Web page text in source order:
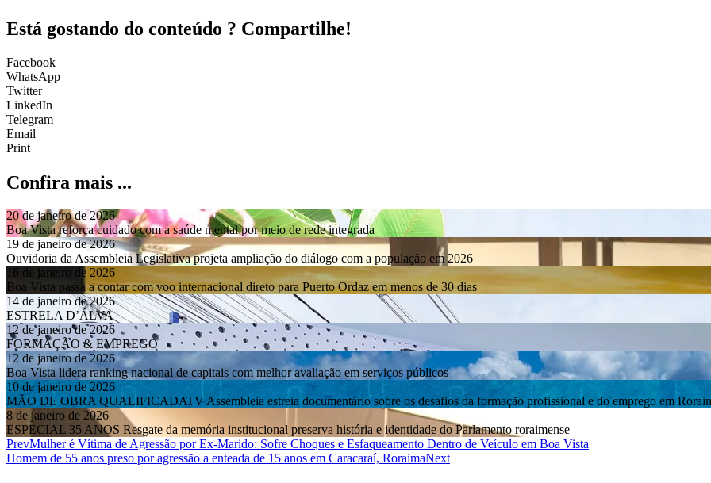
Está gostando do conteúdo ? Compartilhe!
Facebook
WhatsApp
Twitter
LinkedIn
Telegram
Email
Print
Confira mais ...
20 de janeiro de 2026
Boa Vista reforça cuidado com a saúde mental por meio de rede integrada
19 de janeiro de 2026
Ouvidoria da Assembleia Legislativa projeta ampliação do diálogo com a população em 2026
16 de janeiro de 2026
Boa Vista passa a contar com voo internacional direto para Puerto Ordaz em menos de 30 dias
14 de janeiro de 2026
ESTRELA D’ÁLVA
12 de janeiro de 2026
FORMAÇÃO & EMPREGO
12 de janeiro de 2026
Boa Vista lidera ranking nacional de capitais com melhor avaliação em serviços públicos
10 de janeiro de 2026
MÃO DE OBRA QUALIFICADATV Assembleia estreia documentário sobre os desafios da formação profissional e do emprego em
8 de janeiro de 2026
ESPECIAL 35 ANOS Resgate da memória institucional preserva história e identidade do Parlamento roraimense
PrevMulher é Vítima de Agressão por Ex-Marido: Sofre Choques e Esfaqueamento Dentro de Veículo em Boa Vista
Homem de 55 anos preso por agressão a enteada de 15 anos em Caracaraí, RoraimaNext